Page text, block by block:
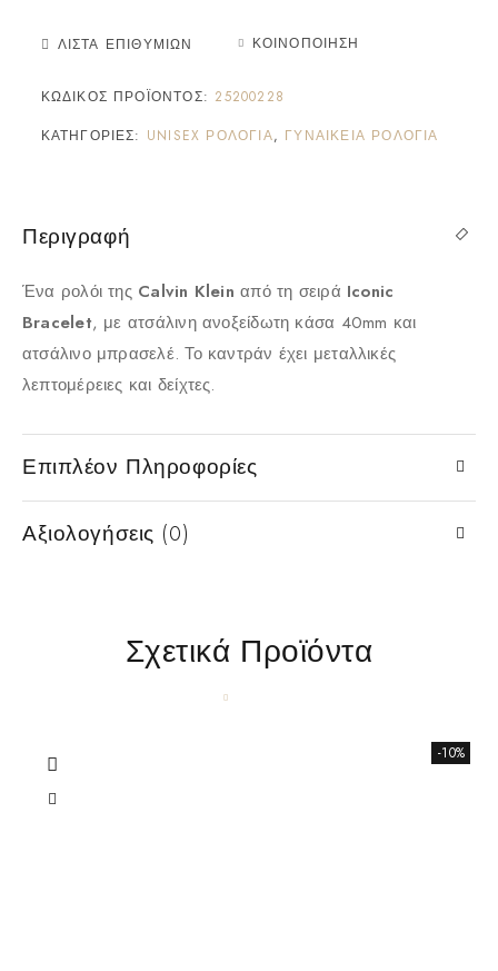
ΛΊΣΤΑ ΕΠΙΘΥΜΙΏΝ ΚΟΙΝΟΠΟΊΗΣΗ
ΚΩΔΙΚΌΣ ΠΡΟΪΌΝΤΟΣ: 25200228
ΚΑΤΗΓΟΡΊΕΣ: UNISEX ΡΟΛΌΓΙΑ, ΓΥΝΑΙΚΕΊΑ ΡΟΛΌΓΙΑ
Περιγραφή
Ένα ρολόι της Calvin Klein από τη σειρά Iconic
Bracelet, με ατσάλινη ανοξείδωτη κάσα 40mm και
ατσάλινο μπρασελέ. Το καντράν έχει μεταλλικές
λεπτομέρειες και δείχτες.
Επιπλέον Πληροφορίες
Αξιολογήσεις (0)
Σχετικά Προϊόντα
-10%